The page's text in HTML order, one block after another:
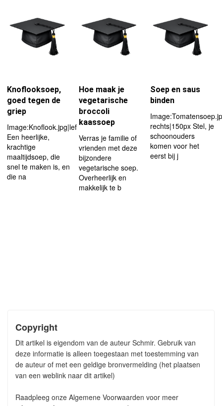
Knoflooksoep,
goed tegen de
griep
Image:Knoflook.jpg|left|118px
Een heerlijke,
krachtige
maaltijdsoep, die
snel te maken is, en
die na
Hoe maak je
vegetarische
broccoli
kaassoep
Verras je familie of
vrienden met deze
bijzondere
vegetarische soep.
Overheerlijk en
makkelijk te b
Soep en saus
binden
rechts|150px Stel, je
schoonouders
komen voor het
eerst bij j
Copyright
Dit artikel is eigendom van de auteur Schmir. Gebruik van
deze informatie is alleen toegestaan met toestemming van
de auteur of met een geldige bronvermelding (het plaatsen
van een weblink naar dit artikel)
Raadpleeg onze Algemene Voorwaarden voor meer